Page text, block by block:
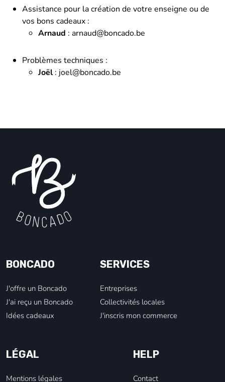
Assistance pour la création de votre enseigne ou de
vos bons cadeaux :
Arnaud : arnaud@boncado.be
Problèmes techniques :
Joël : joel@boncado.be
BONCADO
J'offre un Boncado
J'ai reçu un Boncado
Idées cadeaux
SERVICES
Entreprises
Collectivités locales
J'inscris mon commerce
LÉGAL
Mentions légales
HELP
Contact